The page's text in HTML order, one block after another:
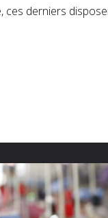
ces derniers